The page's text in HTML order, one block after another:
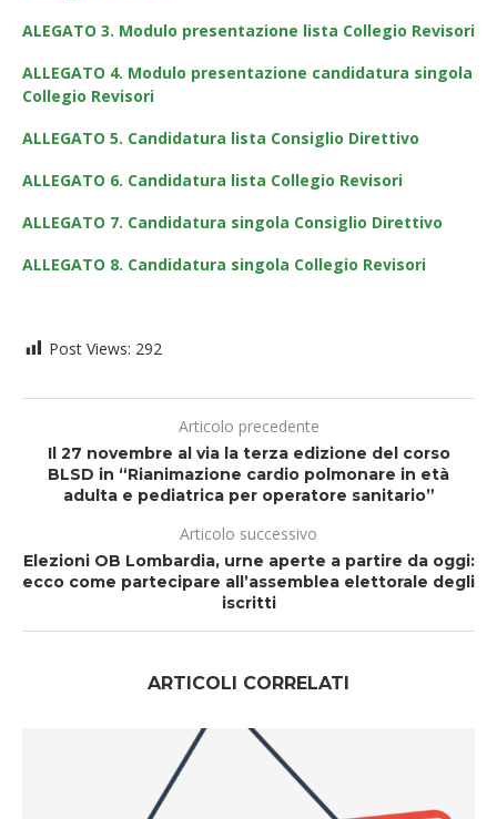
ALEGATO 3. Modulo presentazione lista Collegio Revisori
ALLEGATO 4. Modulo presentazione candidatura singola
Collegio Revisori
ALLEGATO 5. Candidatura lista Consiglio Direttivo
ALLEGATO 6. Candidatura lista Collegio Revisori
ALLEGATO 7. Candidatura singola Consiglio Direttivo
ALLEGATO 8. Candidatura singola Collegio Revisori
Post Views: 292
Articolo precedente
Il 27 novembre al via la terza edizione del corso
BLSD in “Rianimazione cardio polmonare in età
adulta e pediatrica per operatore sanitario”
Articolo successivo
Elezioni OB Lombardia, urne aperte a partire da oggi:
ecco come partecipare all’assemblea elettorale degli
iscritti
ARTICOLI CORRELATI